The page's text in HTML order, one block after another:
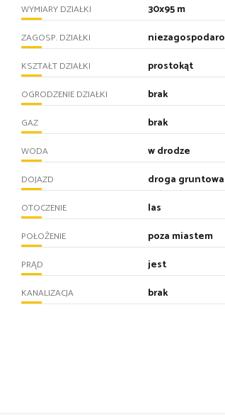
WYMIARY DZIAŁKI 30x95 m
ZAGOSP. DZIAŁKI
KSZTAŁT DZIAŁKI prostokąt
OGRODZENIE DZIAŁKI brak
GAZ brak
WODA w drodze
DOJAZD droga gruntowa
OTOCZENIE las
POŁOŻENIE poza miastem
PRĄD jest
KANALIZACJA brak